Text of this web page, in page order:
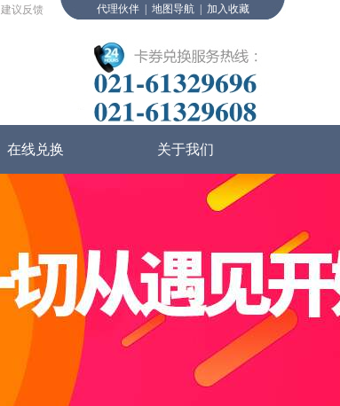
建议反馈 代理伙伴| 地图导航| 加入收藏
在线兑换 关于我们